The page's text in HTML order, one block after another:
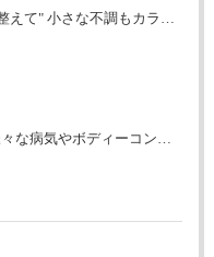
【 "心とカラダを整えて" 小さな不調もカラダからのSOS 】フェイシャル・エステ・ボディー・大阪エステサロン・ラボーテクラ
【内臓の冷えが様々な病気やボディーコンプレックスや肌トラブルを招く】フェイシャル・エステ・ボディー・大阪エステサロン・ラボーテクラ